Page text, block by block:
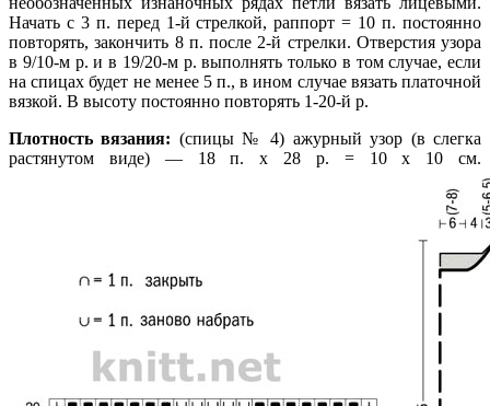
Начать с 3 п. перед 1-й стрелкой, раппорт = 10 п. постоянно
повторять, закончить 8 п. после 2-й стрелки. Отверстия узора
в 9/10-м р. и в 19/20-м р. выполнять только в том случае, если
на спицах будет не менее 5 п., в ином случае вязать платочной
вязкой. В высоту постоянно повторять 1-20-й р.
Плотность вязания: (спицы № 4) ажурный узор (в слегка
растянутом виде) — 18 п. х 28 р. = 10 х 10 см.